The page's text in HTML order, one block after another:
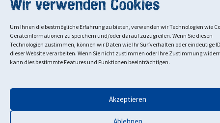
Wir verwenden Cookies
Um Ihnen die bestmögliche Erfahrung zu bieten, verwenden wir Technologien wie
Geräteinformationen zu speichern und/oder darauf zuzugreifen. Wenn Sie diesen
Technologien zustimmen, können wir Daten wie Ihr Surfverhalten oder eindeutige
dieser Website verarbeiten. Wenn Sie nicht zustimmen oder Ihre Zustimmung
kann dies bestimmte Features und Funktionen beeinträchtigen.
Akzeptieren
Ablehnen